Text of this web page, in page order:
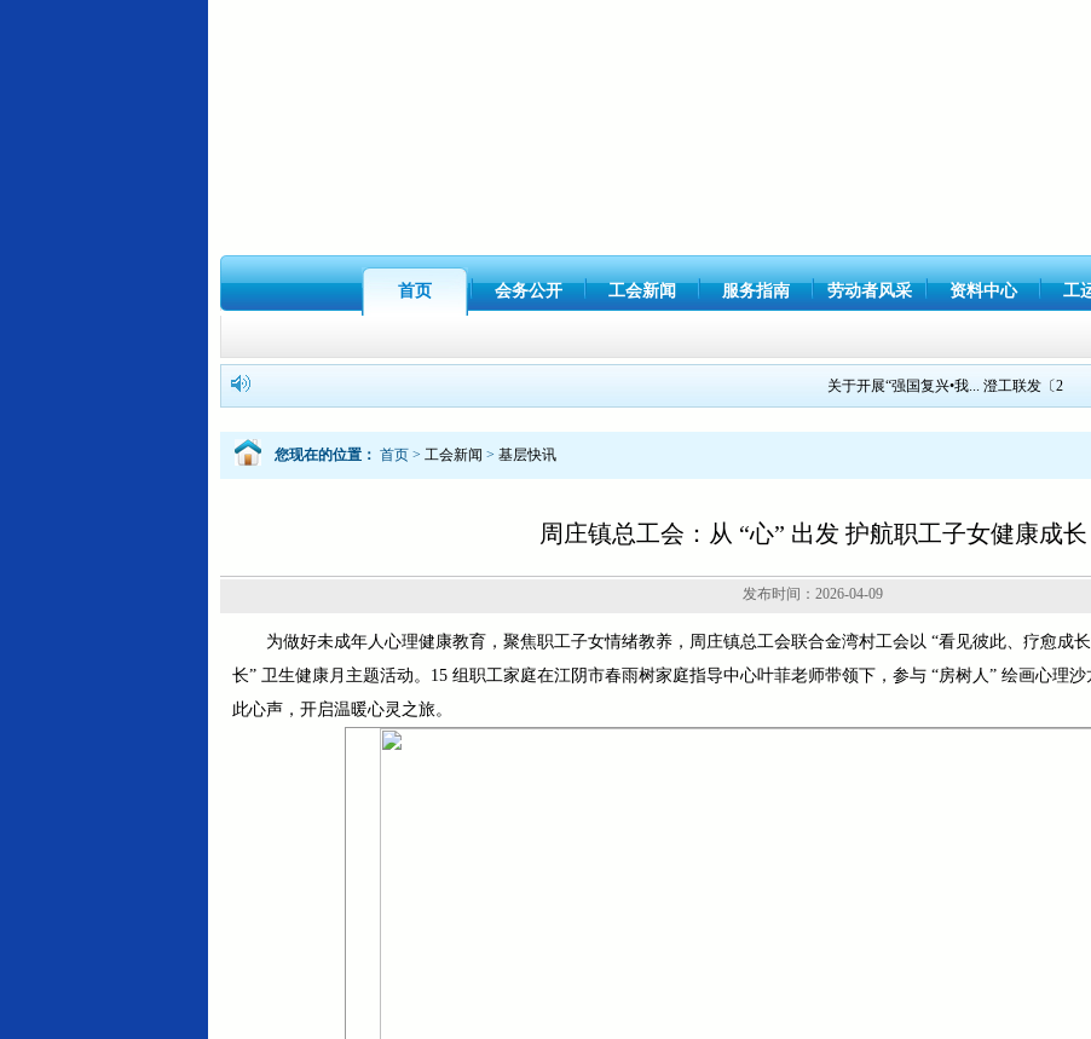
首页 会务公开 工会新闻 服务指南 劳动者风采 资料中心 工
关于开展“强国复兴•我... 澄工联发〔2021
您现在的位置： 首页 > 工会新闻 > 基层快讯
周庄镇总工会：从 “心” 出发 护航职工子女健康成长
发布时间：2026-04-09
为做好未成年人心理健康教育，聚焦职工子女情绪教养，周庄镇总工会联合金湾村工会以 “看见彼此、疗愈成
长” 卫生健康月主题活动。15 组职工家庭在江阴市春雨树家庭指导中心叶菲老师带领下，参与 “房树人” 绘画心理
此心声，开启温暖心灵之旅。